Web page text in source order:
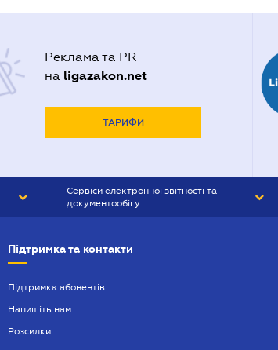
Реклама та PR
на ligazakon.net
ТАРИФИ
Сервіси електронної звітності та
документообігу
Підтримка та контакти
Підтримка абонентів
Напишіть нам
Розсилки